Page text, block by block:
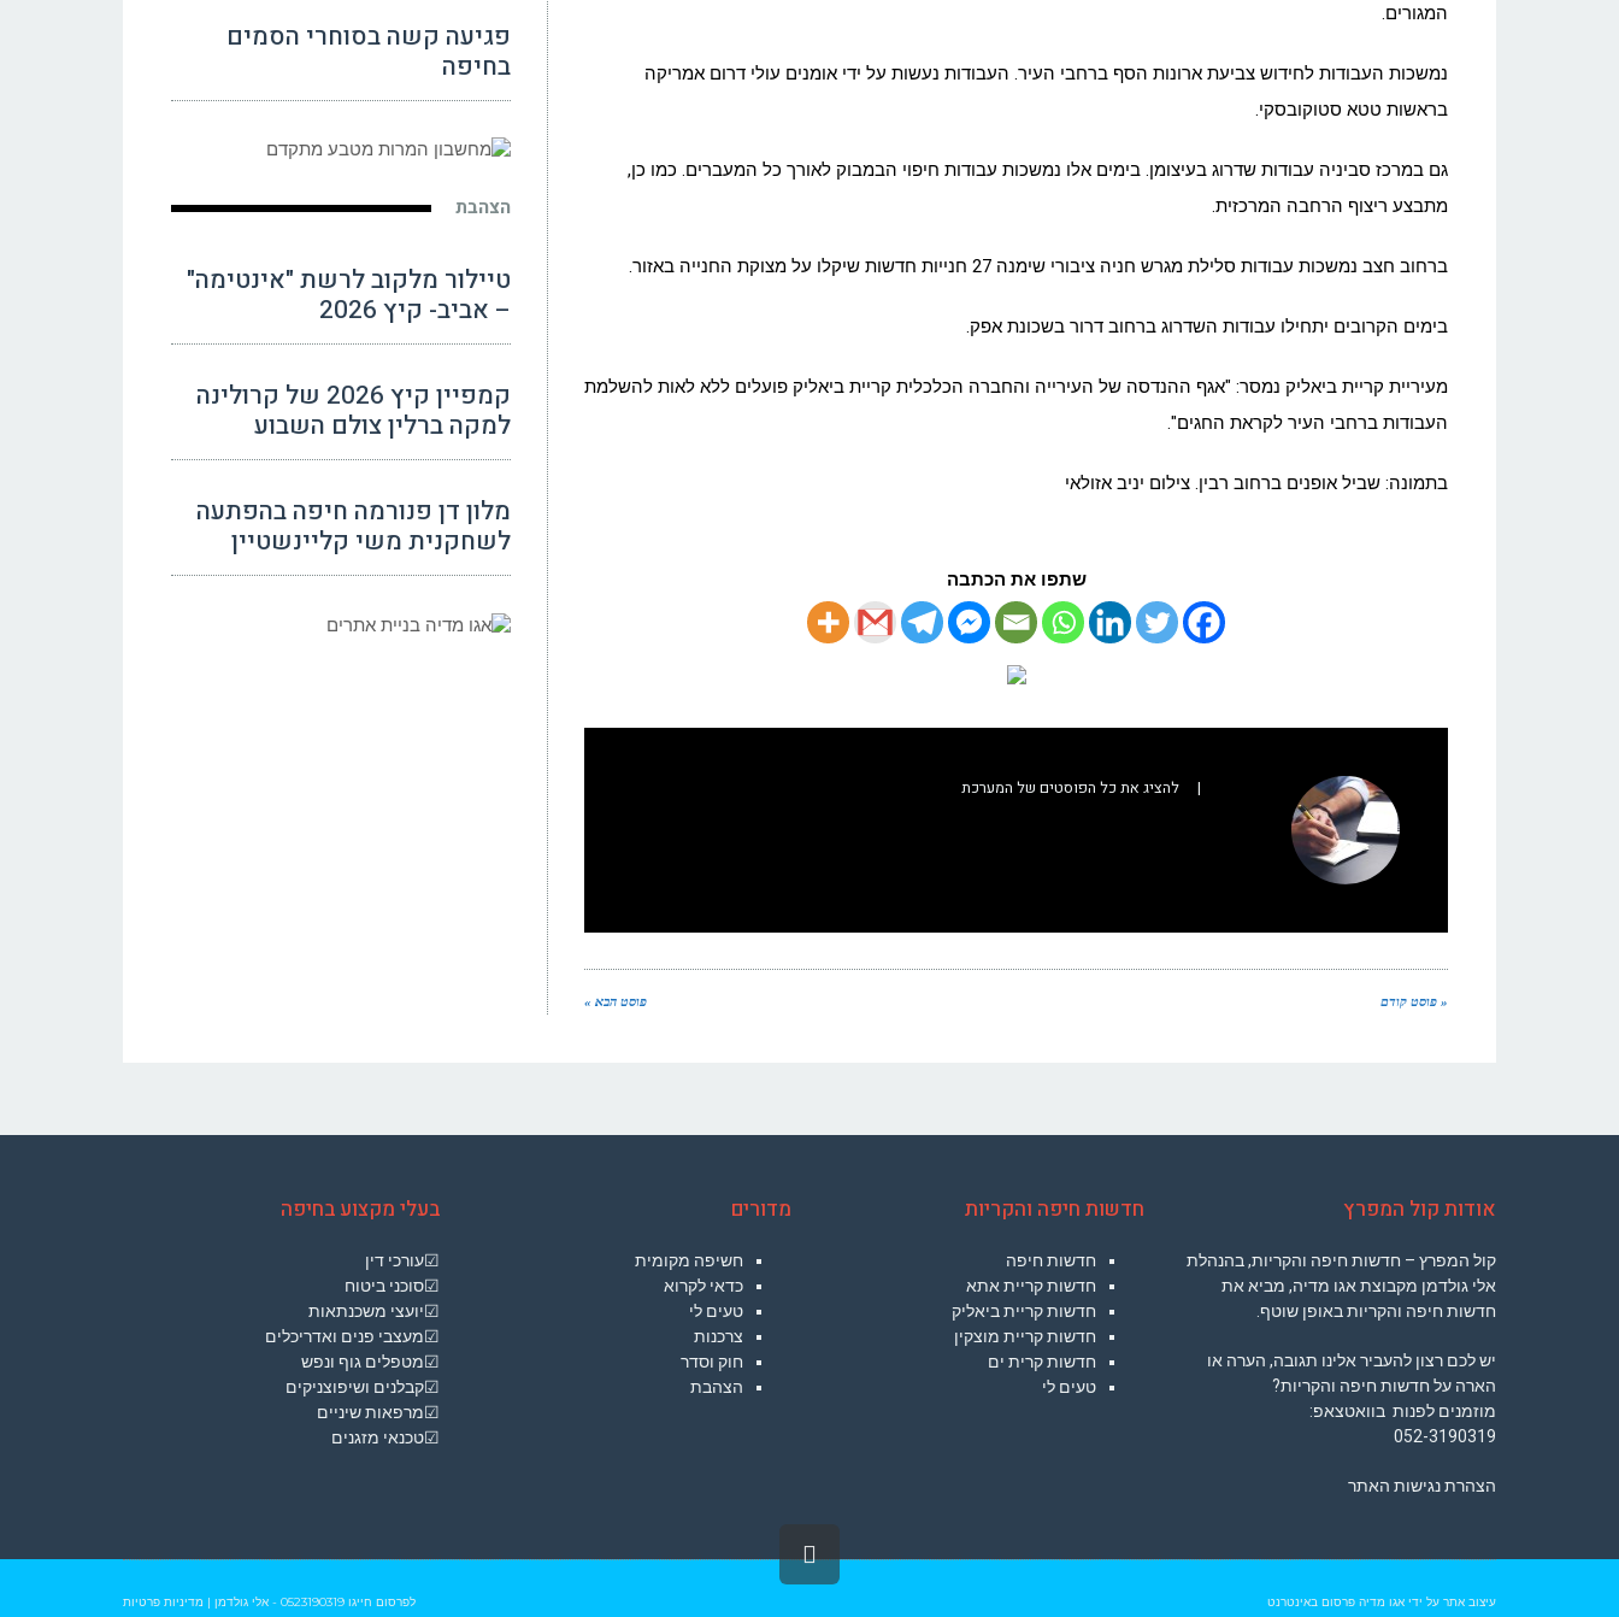
המגורים.
נמשכות העבודות לחידוש צביעת ארונות הסף ברחבי העיר. העבודות נעשות על ידי אומנים עולי דרום אמריקה
בראשות טטא סטוקובסקי.
גם במרכז סביניה עבודות שדרוג בעיצומן. בימים אלו נמשכות עבודות חיפוי הבמבוק לאורך כל המעברים. כמו כן,
מתבצע ריצוף הרחבה המרכזית.
ברחוב חצב נמשכות עבודות סלילת מגרש חניה ציבורי שימנה 27 חנייות חדשות שיקלו על מצוקת החנייה באזור.
בימים הקרובים יתחילו עבודות השדרוג ברחוב דרור בשכונת אפק.
מעיריית קריית ביאליק נמסר: "אגף ההנדסה של העירייה והחברה הכלכלית קריית ביאליק פועלים ללא לאות להשלמת
העבודות ברחבי העיר לקראת החגים".
בתמונה: שביל אופנים ברחוב רבין. צילום יניב אזולאי
שתפו את הכתבה
| להציג את כל הפוסטים של המערכת
« פוסט קודם פוסט הבא »
פגיעה קשה בסוחרי הסמים
בחיפה
הצהבת
טיילור מלקוב לרשת "אינטימה"
– אביב- קיץ 2026
קמפיין קיץ 2026 של קרולינה
למקה ברלין צולם השבוע
מלון דן פנורמה חיפה בהפתעה
לשחקנית משי קליינשטיין
אודות קול המפרץ
קול המפרץ – חדשות חיפה והקריות, בהנהלת
אלי גולדמן מקבוצת אגו מדיה, מביא את
חדשות חיפה והקריות באופן שוטף.
יש לכם רצון להעביר אלינו תגובה, הערה או
הארה על חדשות חיפה והקריות?
מוזמנים לפנות בוואטצאפ:
052-3190319
הצהרת נגישות האתר
חדשות חיפה והקריות
חדשות חיפה
חדשות קריית אתא
חדשות קריית ביאליק
חדשות קריית מוצקין
חדשות קרית ים
טעים לי
מדורים
חשיפה מקומית
כדאי לקרוא
טעים לי
צרכנות
חוק וסדר
הצהבת
בעלי מקצוע בחיפה
☑עורכי דין
☑סוכני ביטוח
☑יועצי משכנתאות
☑מעצבי פנים ואדריכלים
☑מטפלים גוף ונפש
☑קבלנים ושיפוצניקים
☑מרפאות שיניים
☑טכנאי מזגנים
לפרסום חייגו 0523190319 - אלי גולדמן | מדיניות פרטיות עיצוב אתר על ידי אגו מדיה פרסום באינטרנט
גלילה
לראש